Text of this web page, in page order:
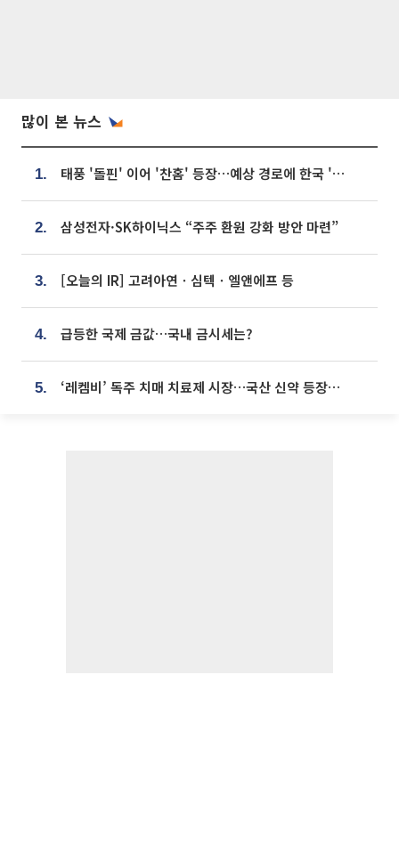
많이 본 뉴스
1. 태풍 '돌핀' 이어 '찬홈' 등장…예상 경로에 한국 '한숨'
2. 삼성전자·SK하이닉스 “주주 환원 강화 방안 마련”
3. [오늘의 IR] 고려아연ㆍ심텍ㆍ엘앤에프 등
4. 급등한 국제 금값…국내 금시세는?
5. ‘레켐비’ 독주 치매 치료제 시장…국산 신약 등장하나